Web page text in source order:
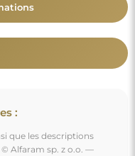
:
que les descriptions
Alfaram sp. z o.o. —